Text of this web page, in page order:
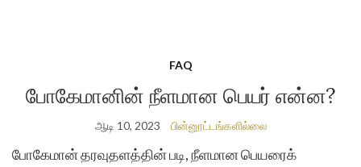
FAQ
போகேமானின் நீளமான பெயர் என்ன?
ஆடி 10, 2023 பின்னூட்டங்களில்லை
போகேமான் தரவுதளத்தின் படி, நீளமான பெயரைக்